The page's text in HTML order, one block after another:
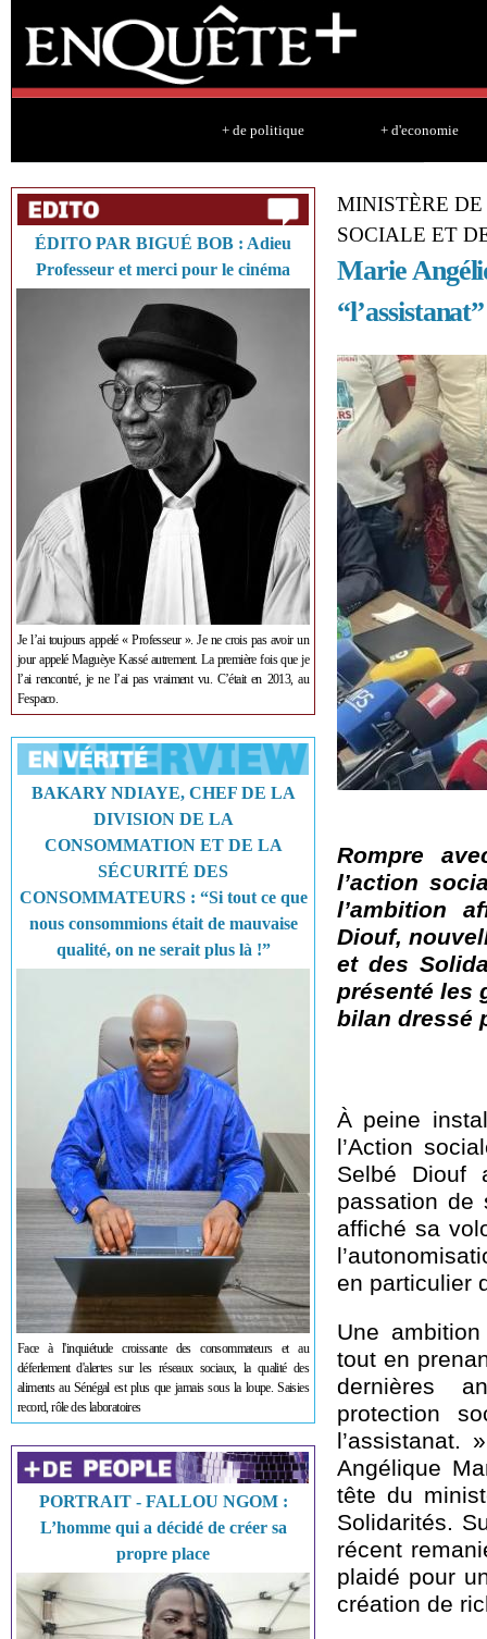
+ de politique + d'economie
ÉDITO PAR BIGUÉ BOB : Adieu
Professeur et merci pour le cinéma
Je l’ai toujours appelé « Professeur ». Je ne crois pas avoir un
jour appelé Maguèye Kassé autrement. La première fois que je
l’ai rencontré, je ne l’ai pas vraiment vu. C’était en 2013, au
Fespaco.
BAKARY NDIAYE, CHEF DE LA
DIVISION DE LA
CONSOMMATION ET DE LA
SÉCURITÉ DES
CONSOMMATEURS : “Si tout ce que
nous consommions était de mauvaise
qualité, on ne serait plus là !”
Face à l'inquiétude croissante des consommateurs et au
déferlement d'alertes sur les réseaux sociaux, la qualité des
aliments au Sénégal est plus que jamais sous la loupe. Saisies
record, rôle des laboratoires
PORTRAIT - FALLOU NGOM :
L’homme qui a décidé de créer sa
propre place
MINISTÈRE
SOCIALE ET
Marie
“l’assistanat”
Rompre
l’action
l’ambition
Diouf,
et des
présenté les
bilan dressé
À peine
l’Action
Selbé Diouf
passation de
affiché sa
en particulier
Une
tout en
dernières
protection
l’assistanat.
Angélique
tête du
Solidarités.
récent
plaidé pour
création de